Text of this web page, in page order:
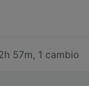
57m, 1 cambio